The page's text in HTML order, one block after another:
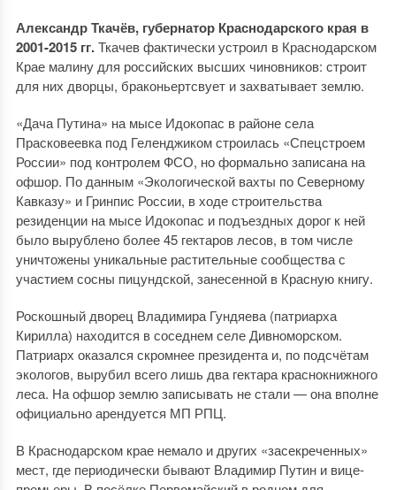
Александр Ткачёв, губернатор Краснодарского края в
2001-2015 гг.Ткачев фактически устроил в Краснодарском
Крае малину для российских высших чиновников: строит
для них дворцы, браконьертсвует и захватывает землю.
«Дача Путина» на мысе Идокопас в районе села
Прасковеевка под Геленджиком строилась «Спецстроем
России» под контролем ФСО, но формально записана на
офшор. По данным «Экологической вахты по Северному
Кавказу» и Гринпис России, в ходе строительства
резиденции на мысе Идокопас и подъездных дорог к ней
было вырублено более 45 гектаров лесов, в том числе
уничтожены уникальные растительные сообщества с
участием сосны пицундской, занесенной в Красную книгу.
Роскошный дворец Владимира Гундяева (патриарха
Кирилла) находится в соседнем селе Дивноморском.
Патриарх оказался скромнее президента и, по подсчётам
экологов, вырубил всего лишь два гектара краснокнижного
леса. На офшор землю записывать не стали — она вполне
официально арендуется МП РПЦ.
В Краснодарском крае немало и других «засекреченных»
мест, где периодически бывают Владимир Путин и вице-